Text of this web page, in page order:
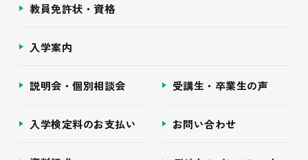
教員免許状・資格
入学案内
説明会・個別相談会 受講生・卒業生の声
入学検定料のお支払い お問い合わせ